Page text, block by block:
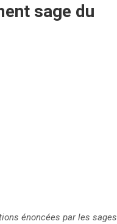
sage du
énoncées par les sages